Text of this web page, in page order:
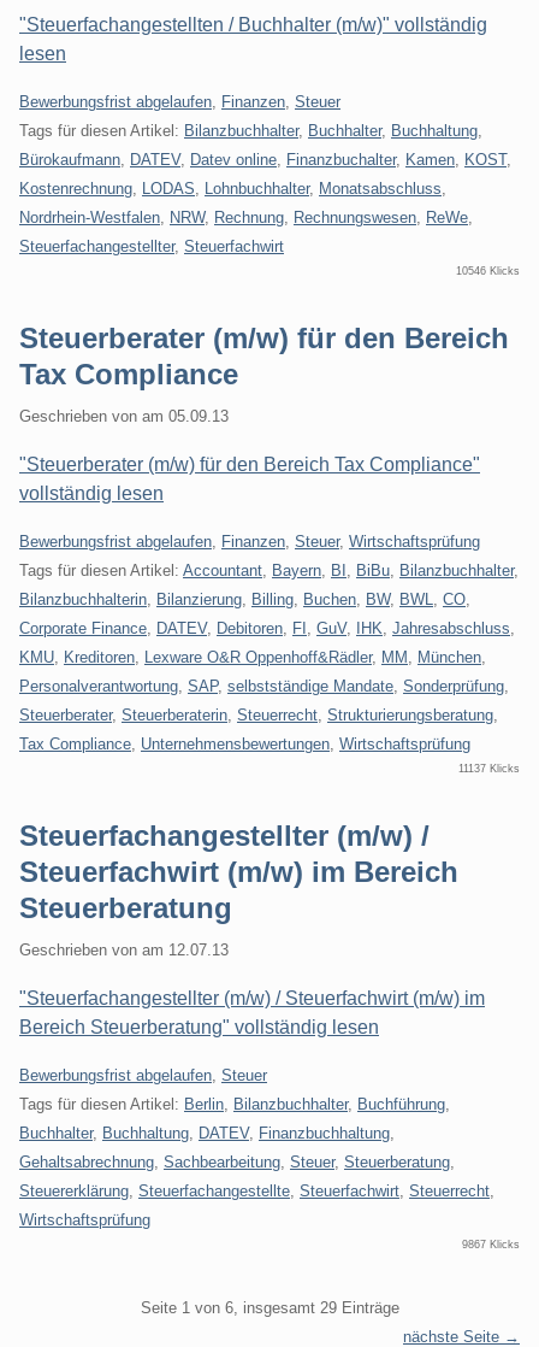
"Steuerfachangestellten / Buchhalter (m/w)" vollständig
lesen
Kategorien:
Bewerbungsfrist abgelaufen Finanzen Steuer
Tags für diesen Artikel: Bilanzbuchhalter, Buchhalter, Buchhaltung
Bürokaufmann
DATEV, Datev online Finanzbuchalter, Kamen KOST,
Kostenrechnung
LODAS Lohnbuchhalter, Monatsabschluss
Nordrhein-Westfalen
NRW, Rechnung Rechnungswesen ReWe
Steuerfachangestellter, Steuerfachwirt
10546 Klicks
Steuerberater (m/w) für den Bereich
Tax Compliance
Geschrieben von am 05.09.13
"Steuerberater (m/w) für den Bereich Tax Compliance"
vollständig lesen
Kategorien:
Bewerbungsfrist abgelaufen Finanzen Steuer, Wirtschaftsprüfung
Tags für diesen Artikel: Accountant Bayern BI BiBu Bilanzbuchhalter,
Bilanzbuchhalterin
Bilanzierung Billing Buchen BW, BWL CO
Corporate Finance
DATEV, Debitoren FI GuV, IHK Jahresabschluss
KMU
Kreditoren Lexware O&R Oppenhoff&Rädler, MM München
Personalverantwortung SAP, selbstständige Mandate Sonderprüfung
Steuerberater, Steuerberaterin Steuerrecht Strukturierungsberatung
Tax Compliance Unternehmensbewertungen Wirtschaftsprüfung
11137 Klicks
Steuerfachangestellter (m/w) /
Steuerfachwirt (m/w) im Bereich
Steuerberatung
Geschrieben von am 12.07.13
"Steuerfachangestellter (m/w) / Steuerfachwirt (m/w) im
Bereich Steuerberatung" vollständig lesen
Kategorien:
Bewerbungsfrist abgelaufen Steuer
Tags für diesen Artikel: Berlin Bilanzbuchhalter, Buchführung
Buchhalter, Buchhaltung DATEV, Finanzbuchhaltung
Gehaltsabrechnung Sachbearbeitung Steuer, Steuerberatung
Steuererklärung Steuerfachangestellte Steuerfachwirt Steuerrecht
Wirtschaftsprüfung
9867 Klicks
Seite 1 von 6, insgesamt 29 Einträge
nächste Seite →